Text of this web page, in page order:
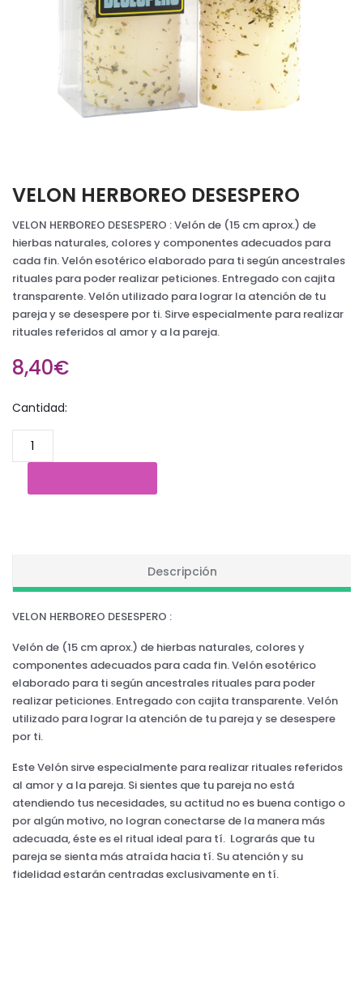
VELON HERBOREO DESESPERO
VELON HERBOREO DESESPERO : Velón de (15 cm aprox.) de
hierbas naturales, colores y componentes adecuados para
cada fin. Velón esotérico elaborado para ti según ancestrales
rituales para poder realizar peticiones. Entregado con cajita
transparente. Velón utilizado para lograr la atención de tu
pareja y se desespere por ti. Sirve especialmente para realizar
rituales referidos al amor y a la pareja.
8,40€
Cantidad:
Descripción
VELON HERBOREO DESESPERO :
Velón de (15 cm aprox.) de hierbas naturales, colores y
componentes adecuados para cada fin. Velón esotérico
elaborado para ti según ancestrales rituales para poder
realizar peticiones. Entregado con cajita transparente. Velón
utilizado para lograr la atención de tu pareja y se desespere
por ti.
Este Velón sirve especialmente para realizar rituales referidos
al amor y a la pareja. Si sientes que tu pareja no está
atendiendo tus necesidades, su actitud no es buena contigo o
por algún motivo, no logran conectarse de la manera más
adecuada, éste es el ritual ideal para tí. Lograrás que tu
pareja se sienta más atraída hacia tí. Su atención y su
fidelidad estarán centradas exclusivamente en tí.